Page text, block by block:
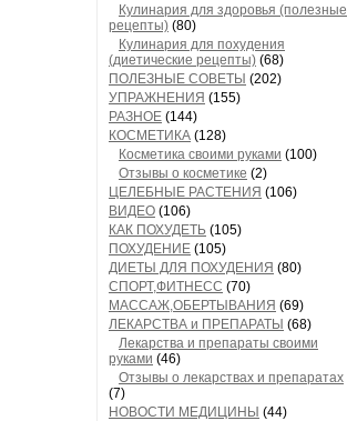
Кулинария для здоровья (полезные
рецепты) (80)
Кулинария для похудения
(диетические рецепты) (68)
ПОЛЕЗНЫЕ СОВЕТЫ (202)
УПРАЖНЕНИЯ (155)
РАЗНОЕ (144)
КОСМЕТИКА (128)
Косметика своими руками (100)
Отзывы о косметике (2)
ЦЕЛЕБНЫЕ РАСТЕНИЯ (106)
ВИДЕО (106)
КАК ПОХУДЕТЬ (105)
ПОХУДЕНИЕ (105)
ДИЕТЫ ДЛЯ ПОХУДЕНИЯ (80)
СПОРТ,ФИТНЕСС (70)
МАССАЖ,ОБЕРТЫВАНИЯ (69)
ЛЕКАРСТВА и ПРЕПАРАТЫ (68)
Лекарства и препараты своими
руками (46)
Отзывы о лекарствах и препаратах
(7)
НОВОСТИ МЕДИЦИНЫ (44)